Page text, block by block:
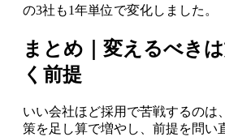
の3社も1年単位で変化しました。
まとめ｜変えるべき
く前提
いい会社ほど採用で苦戦するのは
策を足し算で増やし、前提を問い